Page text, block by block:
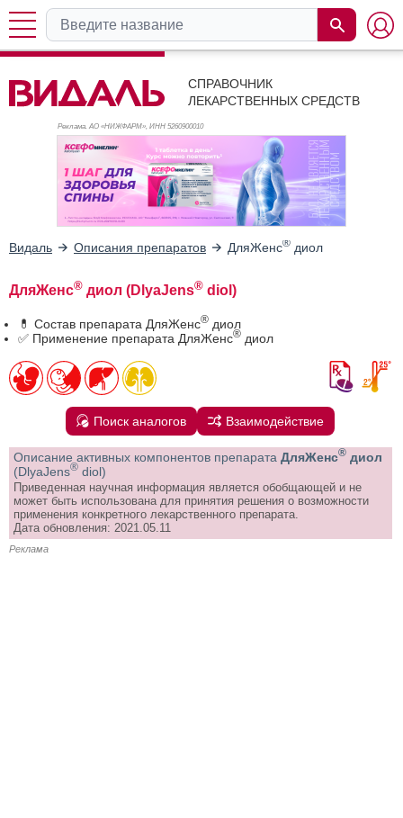
СПРАВОЧНИК
ЛЕКАРСТВЕННЫХ СРЕДСТВ
Реклама. АО «НИЖФАРМ», ИНН 5260900010
Видаль Описания препаратов ДляЖенс® диол
ДляЖенс® диол (DlyaJens® diol)
💊 Состав препарата ДляЖенс® диол
✅ Применение препарата ДляЖенс® диол
Поиск аналогов Взаимодействие
Описание активных компонентов препарата ДляЖенс® диол
(DlyaJens® diol)
Приведенная научная информация является обобщающей и не
может быть использована для принятия решения о возможности
применения конкретного лекарственного препарата.
Дата обновления: 2021.05.11
Реклама